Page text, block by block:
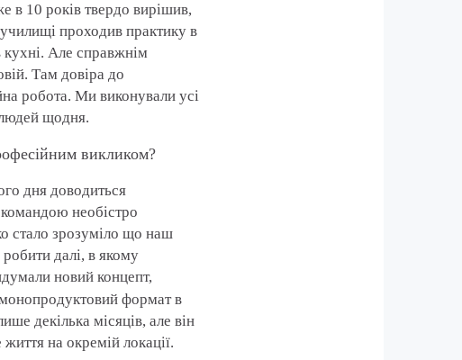
в 10 років твердо вирішив,
проходив практику в
кухні. Але справжнім
Там довіра до
робота. Ми виконували усі
людей щодня.
викликом?
дня доводиться
необістро
стало зрозуміло що наш
далі, в якому
новий концепт,
формат в
декілька місяців, але він
на окремій локації.